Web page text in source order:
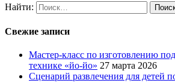
Найти:
Свежие записи
Мастер-класс по изготовлению
технике «йо-йо» 27 марта 2026
Сценарий развлечения для детей